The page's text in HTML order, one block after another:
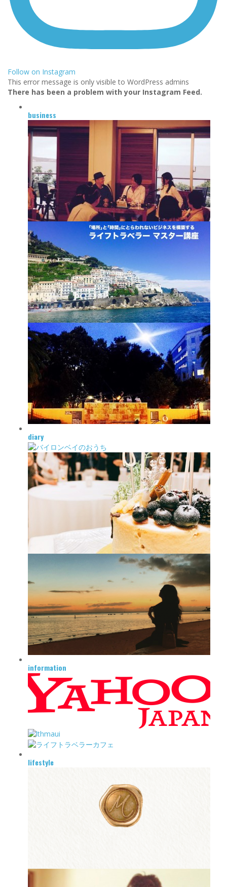
Follow on Instagram
This error message is only visible to WordPress admins
There has been a problem with your Instagram Feed.
business
diary
information
lifestyle